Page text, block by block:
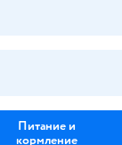
Питание и
кормление